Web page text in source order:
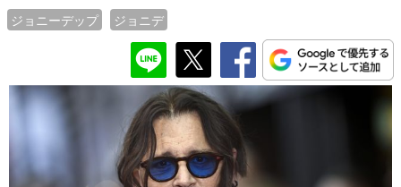
ジョニーデップ
ジョニデ